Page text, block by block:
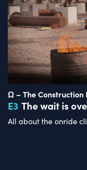
Ω – The Construction
E3 The wait is
All about the onride